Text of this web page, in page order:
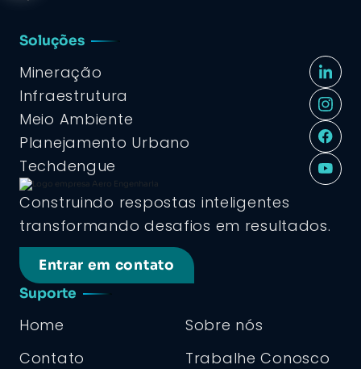
Construindo respostas inteligentes
transformando desafios em resultados.
Entrar em contato
Suporte
Home
Sobre nós
Contato
Trabalhe Conosco
Soluções
Mineração
Infraestrutura
Meio Ambiente
Planejamento Urbano
Techdengue